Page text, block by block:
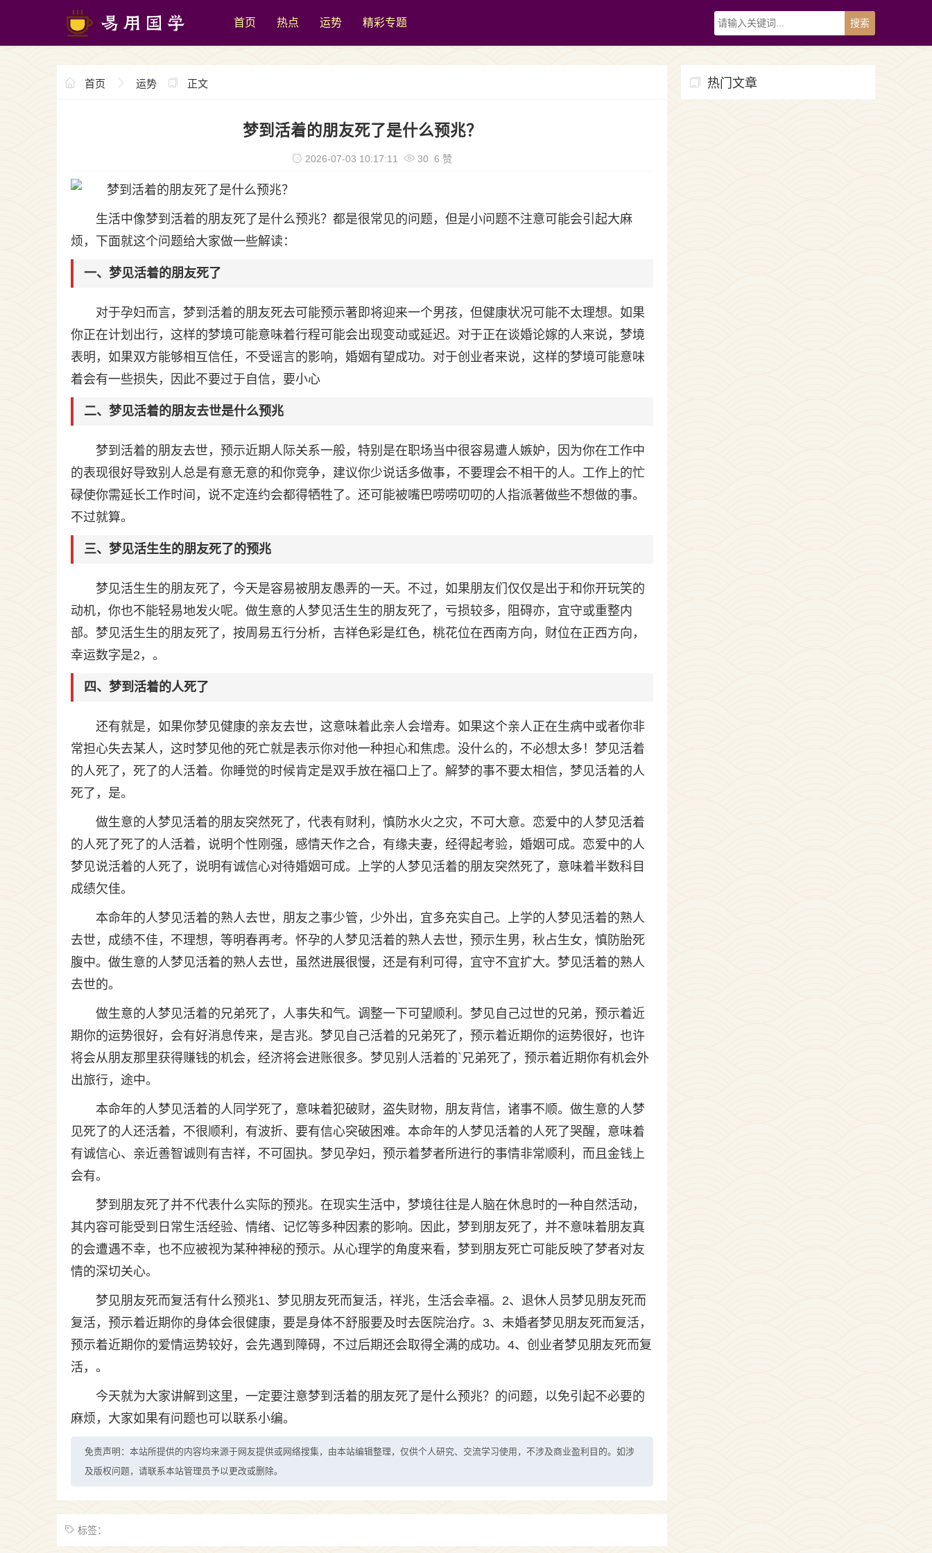
首页 热点 运势 精彩专题
首页 运势 正文
梦到活着的朋友死了是什么预兆？
2026-07-03 10:17:11 30 6 赞
生活中像梦到活着的朋友死了是什么预兆？都是很常见的问题，但是小问题不注意可能会引起大麻
烦，下面就这个问题给大家做一些解读：
一、梦见活着的朋友死了
对于孕妇而言，梦到活着的朋友死去可能预示著即将迎来一个男孩，但健康状况可能不太理想。如果
你正在计划出行，这样的梦境可能意味着行程可能会出现变动或延迟。对于正在谈婚论嫁的人来说，梦境
表明，如果双方能够相互信任，不受谣言的影响，婚姻有望成功。对于创业者来说，这样的梦境可能意味
着会有一些损失，因此不要过于自信，要小心
二、梦见活着的朋友去世是什么预兆
梦到活着的朋友去世，预示近期人际关系一般，特别是在职场当中很容易遭人嫉妒，因为你在工作中
的表现很好导致别人总是有意无意的和你竞争，建议你少说话多做事，不要理会不相干的人。工作上的忙
碌使你需延长工作时间，说不定连约会都得牺牲了。还可能被嘴巴唠唠叨叨的人指派著做些不想做的事。
不过就算。
三、梦见活生生的朋友死了的预兆
梦见活生生的朋友死了，今天是容易被朋友愚弄的一天。不过，如果朋友们仅仅是出于和你开玩笑的
动机，你也不能轻易地发火呢。做生意的人梦见活生生的朋友死了，亏损较多，阻碍亦，宜守或重整内
部。梦见活生生的朋友死了，按周易五行分析，吉祥色彩是红色，桃花位在西南方向，财位在正西方向，
幸运数字是2，。
四、梦到活着的人死了
还有就是，如果你梦见健康的亲友去世，这意味着此亲人会增寿。如果这个亲人正在生病中或者你非
常担心失去某人，这时梦见他的死亡就是表示你对他一种担心和焦虑。没什么的，不必想太多！梦见活着
的人死了，死了的人活着。你睡觉的时候肯定是双手放在福口上了。解梦的事不要太相信，梦见活着的人
死了，是。
做生意的人梦见活着的朋友突然死了，代表有财利，慎防水火之灾，不可大意。恋爱中的人梦见活着
的人死了死了的人活着，说明个性刚强，感情天作之合，有缘夫妻，经得起考验，婚姻可成。恋爱中的人
梦见说活着的人死了，说明有诚信心对待婚姻可成。上学的人梦见活着的朋友突然死了，意味着半数科目
成绩欠佳。
本命年的人梦见活着的熟人去世，朋友之事少管，少外出，宜多充实自己。上学的人梦见活着的熟人
去世，成绩不佳，不理想，等明春再考。怀孕的人梦见活着的熟人去世，预示生男，秋占生女，慎防胎死
腹中。做生意的人梦见活着的熟人去世，虽然进展很慢，还是有利可得，宜守不宜扩大。梦见活着的熟人
去世的。
做生意的人梦见活着的兄弟死了，人事失和气。调整一下可望顺利。梦见自己过世的兄弟，预示着近
期你的运势很好，会有好消息传来，是吉兆。梦见自己活着的兄弟死了，预示着近期你的运势很好，也许
将会从朋友那里获得赚钱的机会，经济将会进账很多。梦见别人活着的`兄弟死了，预示着近期你有机会外
出旅行，途中。
本命年的人梦见活着的人同学死了，意味着犯破财，盗失财物，朋友背信，诸事不顺。做生意的人梦
见死了的人还活着，不很顺利，有波折、要有信心突破困难。本命年的人梦见活着的人死了哭醒，意味着
有诚信心、亲近善智诚则有吉祥，不可固执。梦见孕妇，预示着梦者所进行的事情非常顺利，而且金钱上
会有。
梦到朋友死了并不代表什么实际的预兆。在现实生活中，梦境往往是人脑在休息时的一种自然活动，
其内容可能受到日常生活经验、情绪、记忆等多种因素的影响。因此，梦到朋友死了，并不意味着朋友真
的会遭遇不幸，也不应被视为某种神秘的预示。从心理学的角度来看，梦到朋友死亡可能反映了梦者对友
情的深切关心。
梦见朋友死而复活有什么预兆1、梦见朋友死而复活，祥兆，生活会幸福。2、退休人员梦见朋友死而
复活，预示着近期你的身体会很健康，要是身体不舒服要及时去医院治疗。3、未婚者梦见朋友死而复活，
预示着近期你的爱情运势较好，会先遇到障碍，不过后期还会取得全满的成功。4、创业者梦见朋友死而复
活，。
今天就为大家讲解到这里，一定要注意梦到活着的朋友死了是什么预兆？的问题，以免引起不必要的
麻烦，大家如果有问题也可以联系小编。
免责声明：本站所提供的内容均来源于网友提供或网络搜集，由本站编辑整理，仅供个人研究、交流学习使用，不涉及商业盈利目的。如涉
及版权问题，请联系本站管理员予以更改或删除。
标签：
热门文章